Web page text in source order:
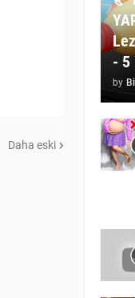
Daha eski
- 5
by